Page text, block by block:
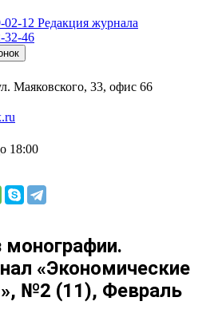
02-12 Редакция журнала
32-46
Маяковского, 33, офис 66
18:00
«Экономические
№2 (11), Февраль